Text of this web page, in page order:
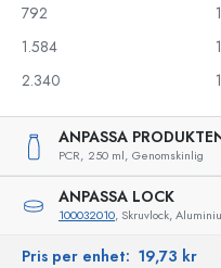
792
1.584
2.340
ANPASSA
PCR, 250 ml, Genomskinlig
ANPASSA LOCK
100032010, Skruvlock,
Pris per enhet: 19,73 kr